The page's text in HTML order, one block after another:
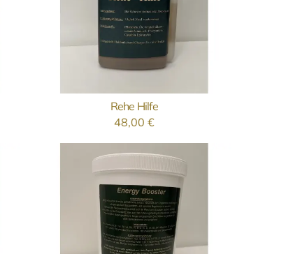
IN DEN WARENKORB
Rehe Hilfe
48,00 €